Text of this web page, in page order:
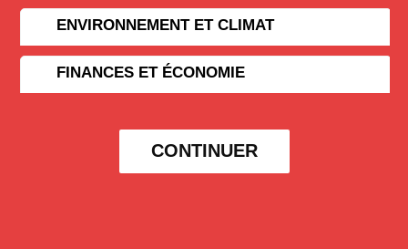
ENVIRONNEMENT ET CLIMAT
FINANCES ET ÉCONOMIE
CONTINUER